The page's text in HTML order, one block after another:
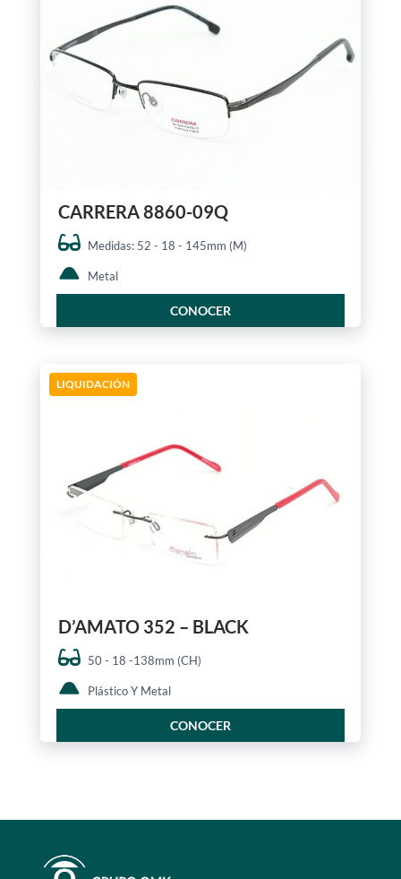
CARRERA 8860-09Q
Medidas: 52 - 18 - 145mm (M)
Metal
CONOCER
LIQUIDACIÓN
D’AMATO 352 – BLACK
50 - 18 -138mm (CH)
Plástico Y Metal
CONOCER